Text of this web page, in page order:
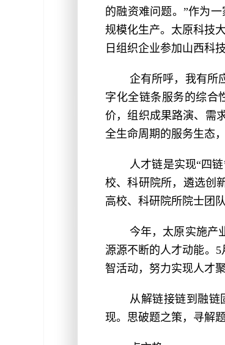
的融资难问题。”作为
规模化生产。太原科技
日组织企业参加山西科
企有所呼，我有所
字化全链条服务的综合
价，组织成果路演、需
全生命周期的服务生态
人才链是实现“四
校、科研院所，遴选创
高校、科研院所院士团
今年，太原实施产
源源不断的人才动能。5
智活动，努力实现人才
从解链接链到融链
现。思破题之策，寻解